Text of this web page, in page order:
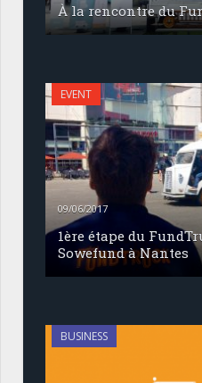
À la rencontre du
EVENT
09/06/2017
1ère étape du
Sowefund à Nantes
BUSINESS